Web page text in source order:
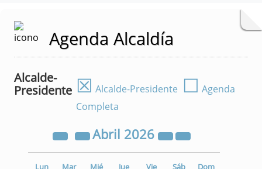
Agenda Alcaldía
Alcalde-
Presidente ☒ Alcalde-Presidente ☐ Agenda
Completa
Abril 2026
Lun Mar Mié Jue Vie Sáb Dom